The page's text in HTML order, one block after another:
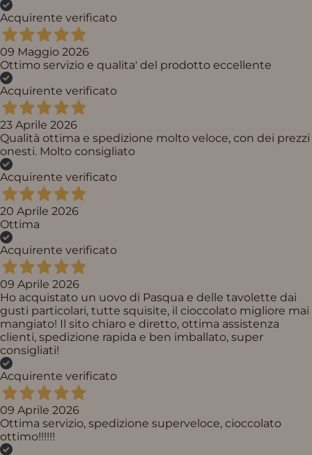
Acquirente verificato
09 Maggio 2026
Ottimo servizio e qualita' del prodotto eccellente
Acquirente verificato
23 Aprile 2026
Qualità ottima e spedizione molto veloce, con dei prezzi
onesti. Molto consigliato
Acquirente verificato
20 Aprile 2026
Ottima
Acquirente verificato
09 Aprile 2026
Ho acquistato un uovo di Pasqua e delle tavolette dai
gusti particolari, tutte squisite, il cioccolato migliore mai
mangiato! Il sito chiaro e diretto, ottima assistenza
clienti, spedizione rapida e ben imballato, super
consigliati!
Acquirente verificato
09 Aprile 2026
Ottima servizio, spedizione superveloce, cioccolato
ottimo!!!!!!